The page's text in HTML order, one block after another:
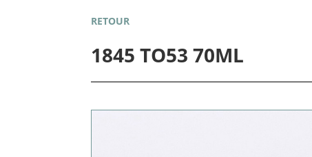
RETOUR
1845 TO53 70ML